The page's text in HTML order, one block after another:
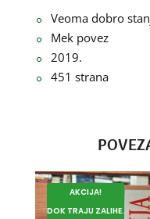
Veoma dobro
Mek povez
2019.
451 strana
AKCIJA!
DOK TRAJU ZALIHE.